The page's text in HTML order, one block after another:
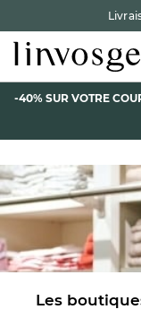
Payez
Le parrainage
-40% sur votre
-40% SUR VOTRE
Accueil Nos boutiques
Les